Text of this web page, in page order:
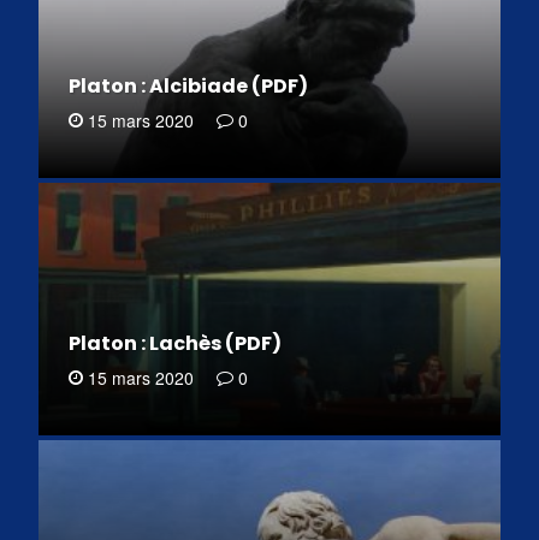
Platon : Alcibiade (PDF)
15 mars 2020 0
Platon : Lachès (PDF)
15 mars 2020 0